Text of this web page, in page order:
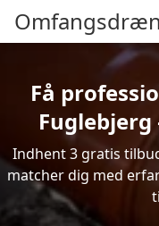
Få
Indhent 3 gratis
matcher dig med